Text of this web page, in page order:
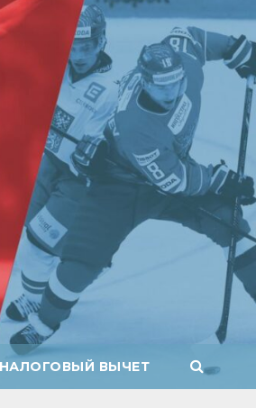
НАЛОГОВЫЙ ВЫЧЕТ